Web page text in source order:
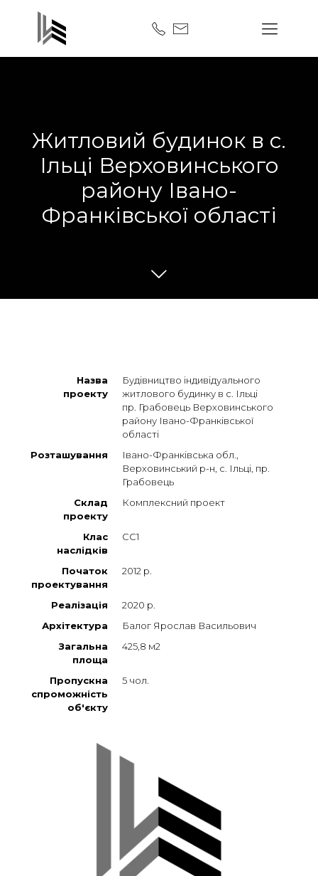
Житловий будинок в с.
Ільці Верховинського
району Івано-
Франківської області
Назва
проекту
Будівництво індивідуального
житлового будинку в с. Ільці
пр. Грабовець Верховинського
району Івано-Франківської
області
Розташування
Івано-Франківська обл.,
Верховинський р-н, с. Ільці, пр.
Грабовець
Склад
проекту
Комплексний проект
Клас
наслідків
СС1
Початок
проектування
2012 р.
Реалізація
2020 р.
Архітектура
Балог Ярослав Васильович
Загальна
площа
425,8 м2
Пропускна
спроможність
об'єкту
5 чол.